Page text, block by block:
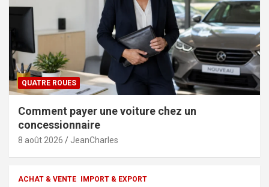
QUATRE ROUES
Comment payer une voiture chez un
concessionnaire
8 août 2026 JeanCharles
ACHAT & VENTE IMPORT & EXPORT